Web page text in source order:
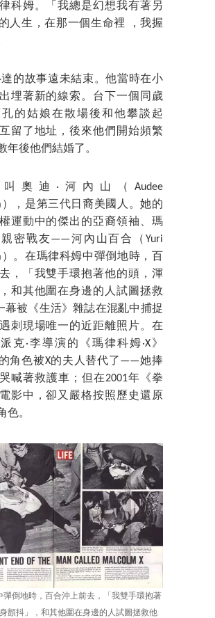
科姆。「我總是幻想我有著另
人生，在那一個生命裡 ，我握
達的故事遠未結束。他當時在小
埋著新的線索。台下一個同歲
的姑娘在散場後和他攀談起
留了地址，後來他們開始頻繁
年後他們結婚了。
奧迪·河內山（Audee
），是第三代日裔美國人。她的
運動中的傑出的亞裔領袖、瑪
密戰友——河內山百合（Yuri
）。在瑪律科姆中彈倒地時，百
，「我雙手環抱著他的頭，渾
和其他圍在身邊的人試圖拯救
被《生活》雜誌在混亂中捕捉
刺現場唯一的近距離照片。在
克·李導演的《瑪律科姆·X》
角色被X的夫人替代了——她捧
喊著救護車；但在2001年《拳
影中，卻又嚴格按照歷史還原
色。
彈倒地時，百合沖上前去，「我雙手環抱著
顫抖」，和其他圍在身邊的人試圖拯救他